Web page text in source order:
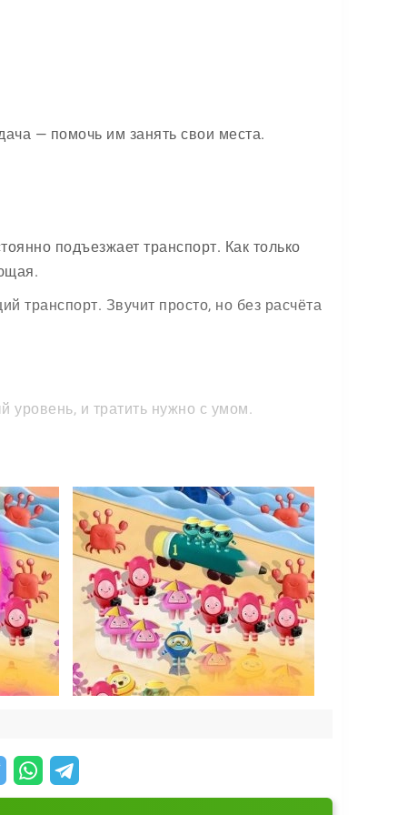
— помочь им занять свои места.
подъезжает транспорт. Как только
транспорт. Звучит просто, но без расчёта
уровень, и тратить нужно с умом.
и осталось про запас.
двумя одинаковыми, вытащите его —
всем человечкам отправиться в